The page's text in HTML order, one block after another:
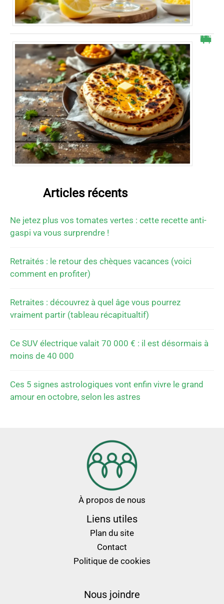
Cheese naans maison : mon astuce ultra rapide qui bluffe à chaque bouchée
Articles récents
Ne jetez plus vos tomates vertes : cette recette anti-
gaspi va vous surprendre !
Retraités : le retour des chèques vacances (voici
comment en profiter)
Retraites : découvrez à quel âge vous pourrez
vraiment partir (tableau récapitualtif)
Ce SUV électrique valait 70 000 € : il est désormais à
moins de 40 000
Ces 5 signes astrologiques vont enfin vivre le grand
amour en octobre, selon les astres
À propos de nous
Liens utiles
Plan du site
Contact
Politique de cookies
Nous joindre